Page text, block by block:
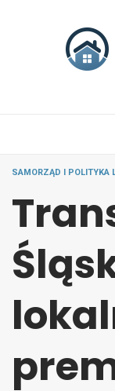
SAMORZĄD I POLITYKA